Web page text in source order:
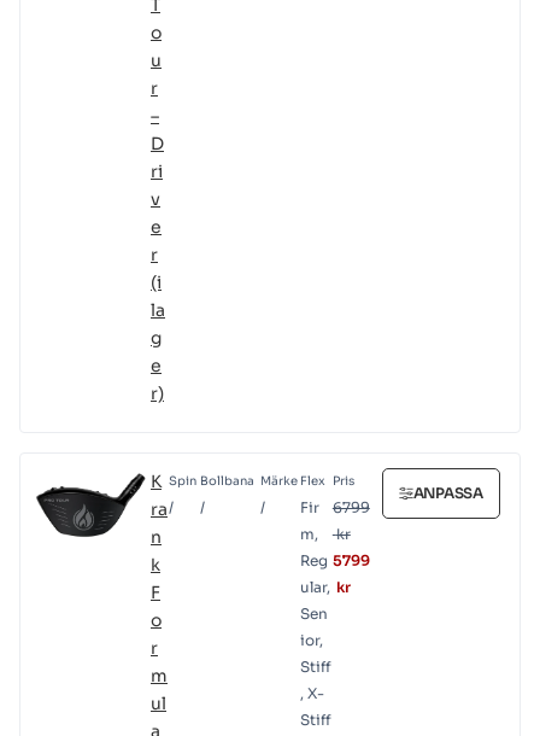
T
o
u
r
–
D
ri
v
e
r
(i
la
g
e
r)
K
ra
n
k
F
o
r
m
ul
a
Spin
/
Bollbana
/
Märke
/
Flex
Fir
m,
Reg
ular,
Sen
ior,
Stiff
, X-
Stiff
Pris
6799
kr
5799
kr
ANPASSA